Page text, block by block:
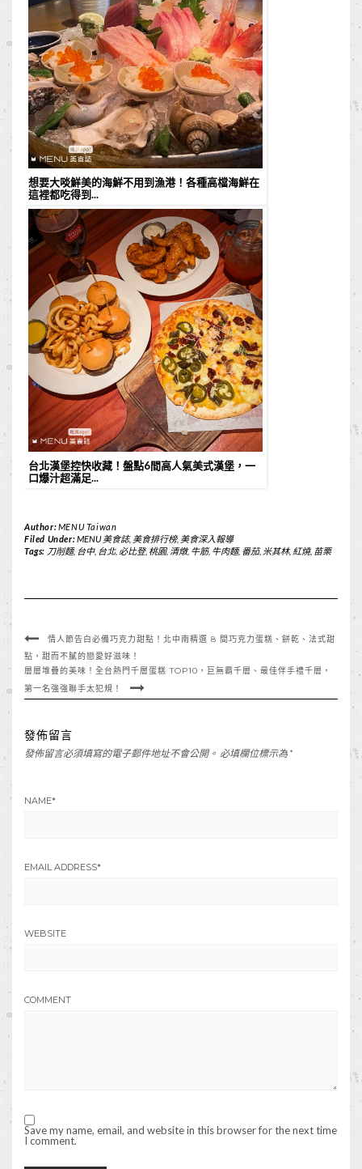
想要大啖鮮美的海鮮不用到漁港！各種高檔海鮮在
這裡都吃得到...
台北漢堡控快收藏！盤點6間高人氣美式漢堡，一
口爆汁超滿足...
Author:MENU Taiwan
Filed Under:MENU 美食誌, 美食排行榜, 美食深入報導
Tags: 刀削麵, 台中, 台北, 必比登, 桃園, 清燉, 牛筋, 牛肉麵, 番茄, 米其林, 紅燒, 苗栗
情人節告白必備巧克力甜點！北中南精選 8 間巧克力蛋糕、餅乾、法式甜
點，甜而不膩的戀愛好滋味！
層層堆疊的美味！全台熱門千層蛋糕 TOP10，巨無霸千層、最佳伴手禮千層，
第一名強強聯手太犯規！
發佈留言
發佈留言必須填寫的電子郵件地址不會公開。 必填欄位標示為 *
NAME*
EMAIL ADDRESS*
WEBSITE
COMMENT
Save my name, email, and website in this browser for the next time
I comment.